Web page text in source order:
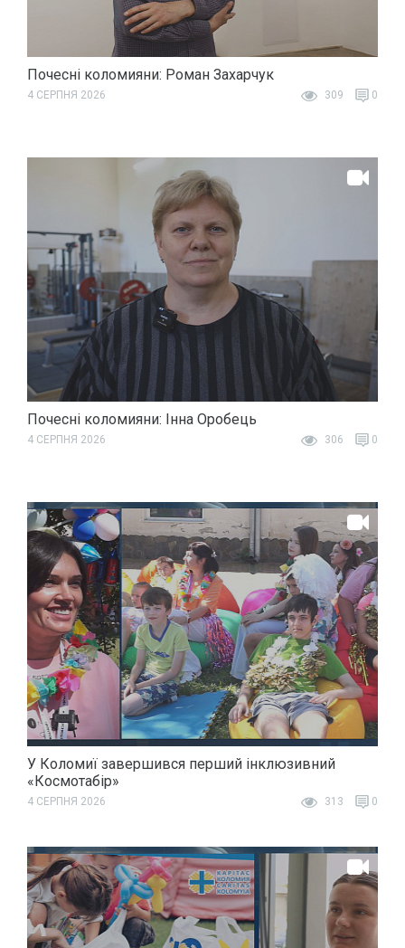
Почесні коломияни: Роман Захарчук
4 СЕРПНЯ 2026 309 0
Почесні коломияни: Інна Оробець
4 СЕРПНЯ 2026 306 0
У Коломиї завершився перший інклюзивний
«Космотабір»
4 СЕРПНЯ 2026 313 0